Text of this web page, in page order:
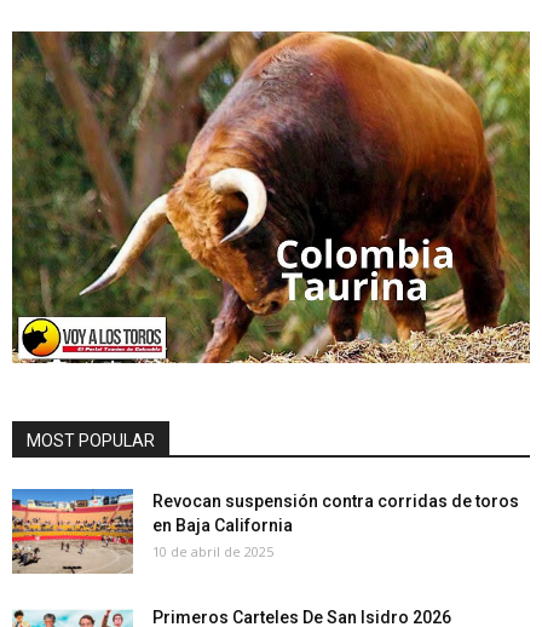
MOST POPULAR
Revocan suspensión contra corridas de toros
en Baja California
10 de abril de 2025
Primeros Carteles De San Isidro 2026